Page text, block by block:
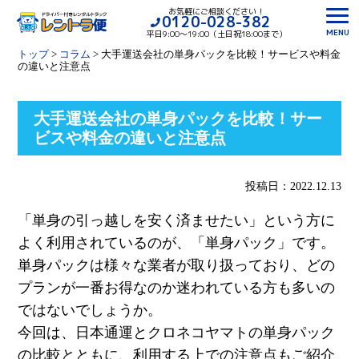
お気軽にご相談ください！
0120-028-382
平日9:00〜19:00（土日祝18:00まで）
MENU
トップ> コラム > 大手運送会社の単身パックを比較！サービスや料金
の違いと注意点
大手運送会社の単身パックを比較！サー
ビスや料金の違いと注意点
投稿日：2022.12.13
「単身の引っ越しを安く済ませたい」という方に
よく利用されているのが、「単身パック」です。
単身パックは様々な業者が取り扱っており、どの
プランが一番お得なのか迷われている方も多いの
ではないでしょうか。
今回は、日本通運とクロネコヤマトの単身パック
の比較とともに、利用する上での注意点もご紹介